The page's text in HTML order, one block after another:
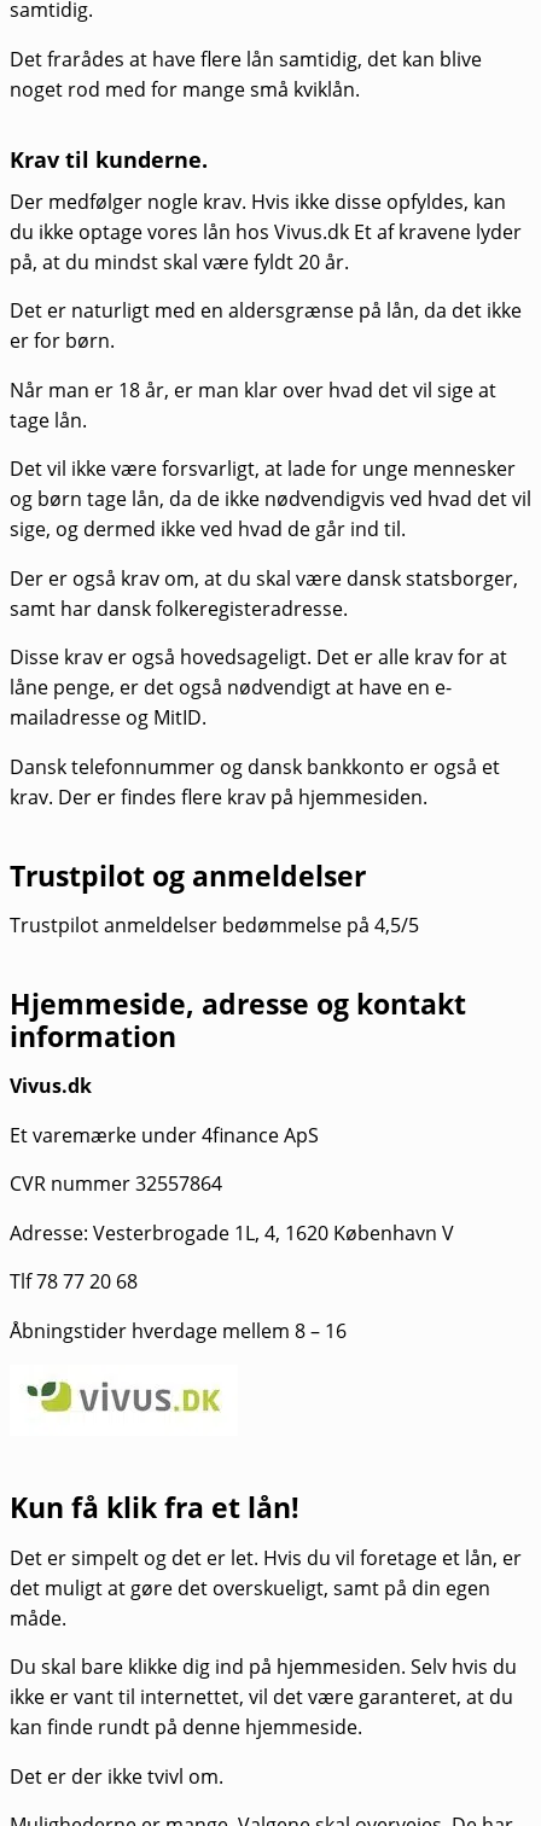
samtidig.
Det frarådes at have flere lån samtidig, det kan blive
noget rod med for mange små kviklån.
Krav til kunderne.
Der medfølger nogle krav. Hvis ikke disse opfyldes, kan
du ikke optage vores lån hos Vivus.dk Et af kravene lyder
på, at du mindst skal være fyldt 20 år.
Det er naturligt med en aldersgrænse på lån, da det ikke
er for børn.
Når man er 18 år, er man klar over hvad det vil sige at
tage lån.
Det vil ikke være forsvarligt, at lade for unge mennesker
og børn tage lån, da de ikke nødvendigvis ved hvad det vil
sige, og dermed ikke ved hvad de går ind til.
Der er også krav om, at du skal være dansk statsborger,
samt har dansk folkeregisteradresse.
Disse krav er også hovedsageligt. Det er alle krav for at
låne penge, er det også nødvendigt at have en e-
mailadresse og MitID.
Dansk telefonnummer og dansk bankkonto er også et
krav. Der er findes flere krav på hjemmesiden.
Trustpilot og anmeldelser
Trustpilot anmeldelser bedømmelse på 4,5/5
Hjemmeside, adresse og kontakt
information
Vivus.dk
Et varemærke under 4finance ApS
CVR nummer 32557864
Adresse: Vesterbrogade 1L, 4, 1620 København V
Tlf 78 77 20 68
Åbningstider hverdage mellem 8 – 16
Kun få klik fra et lån!
Det er simpelt og det er let. Hvis du vil foretage et lån, er
det muligt at gøre det overskueligt, samt på din egen
måde.
Du skal bare klikke dig ind på hjemmesiden. Selv hvis du
ikke er vant til internettet, vil det være garanteret, at du
kan finde rundt på denne hjemmeside.
Det er der ikke tvivl om.